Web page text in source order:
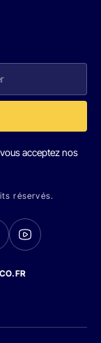
acceptez nos
réservés.